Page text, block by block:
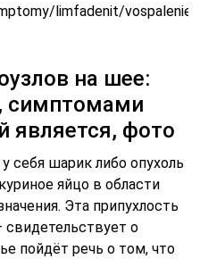
limfadenit/vospalenie-
на шее:
симптомами
является, фото
себя шарик либо опухоль
яйцо в области
Эта припухлость
о
пойдёт речь о том, что